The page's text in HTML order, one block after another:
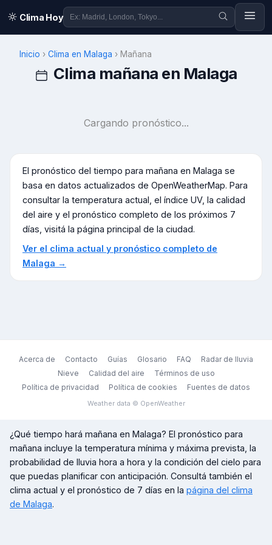
Clima Hoy
Inicio › Clima en Malaga › Mañana
Clima mañana en Malaga
Cargando pronóstico...
El pronóstico del tiempo para mañana en Malaga se
basa en datos actualizados de OpenWeatherMap. Para
consultar la temperatura actual, el índice UV, la calidad
del aire y el pronóstico completo de los próximos 7
días, visitá la página principal de la ciudad.
Ver el clima actual y pronóstico completo de
Malaga →
Acerca de Contacto Guías Glosario FAQ
Radar de lluvia
Nieve
Calidad del aire
Términos de uso
Política de privacidad
Política de cookies Fuentes de datos
Weather data © OpenWeather
¿Qué tiempo hará mañana en Malaga? El pronóstico para
mañana incluye la temperatura mínima y máxima prevista, la
probabilidad de lluvia hora a hora y la condición del cielo para
que puedas planificar con anticipación. Consultá también el
clima actual y el pronóstico de 7 días en la página del clima
de Malaga.